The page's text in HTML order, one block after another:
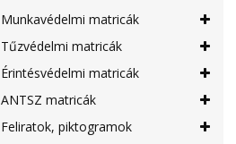
Munkavédelmi matricák
Tűzvédelmi matricák
Érintésvédelmi matricák
ANTSZ matricák
Feliratok, piktogramok